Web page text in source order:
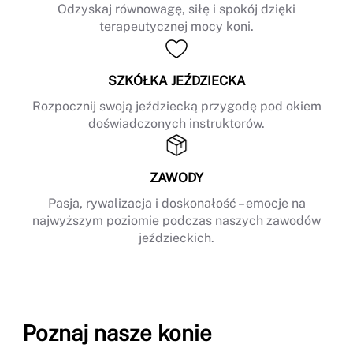
Odzyskaj równowagę, siłę i spokój dzięki
terapeutycznej mocy koni.
SZKÓŁKA JEŹDZIECKA
Rozpocznij swoją jeździecką przygodę pod okiem
doświadczonych instruktorów.
ZAWODY
Pasja, rywalizacja i doskonałość – emocje na
najwyższym poziomie podczas naszych zawodów
jeździeckich.
Poznaj nasze konie